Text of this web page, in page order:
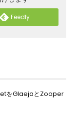
Feedly
をGlaejaとZooper